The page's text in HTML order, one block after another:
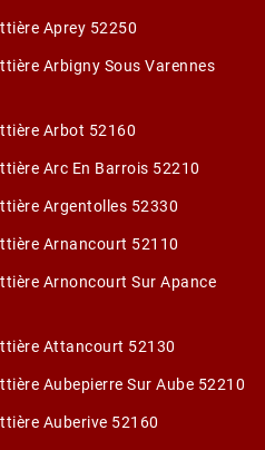
Aprey 52250
Arbigny Sous Varennes
Arbot 52160
Arc En Barrois 52210
Argentolles 52330
Arnancourt 52110
Arnoncourt Sur Apance
Attancourt 52130
Aubepierre Sur Aube 52210
Auberive 52160